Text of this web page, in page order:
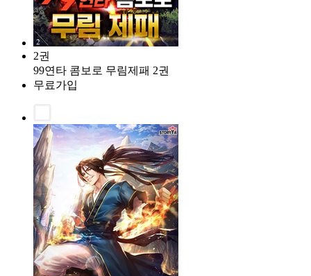
2권
99연타 콤보로 무림제패 2권
무료가입